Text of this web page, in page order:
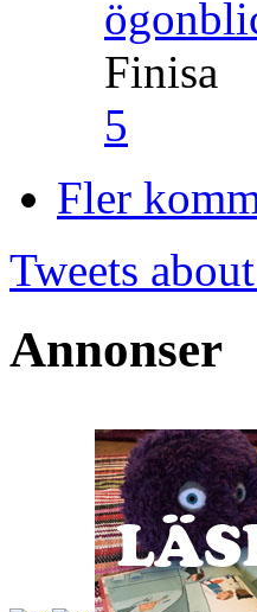
Finisa
5
Fler
Tweets
Annonser